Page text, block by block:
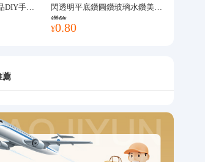
DIY手工
閃透明平底鑽圓鑽玻璃水鑽美甲
鑽飾
¥0.80
薦